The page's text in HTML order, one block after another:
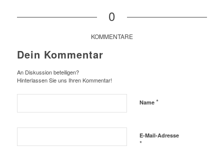
0
KOMMENTARE
Dein Kommentar
An Diskussion beteiligen?
Hinterlassen Sie uns Ihren Kommentar!
Name *
E-Mail-Adresse
*